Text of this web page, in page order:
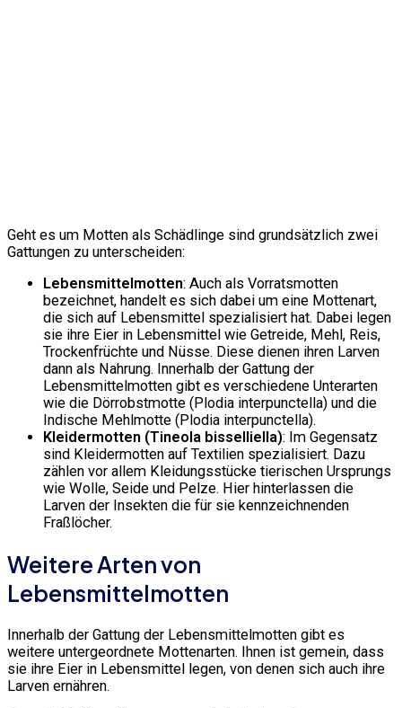
Geht es um Motten als Schädlinge sind grundsätzlich zwei
Gattungen zu unterscheiden:
Lebensmittelmotten: Auch als Vorratsmotten
bezeichnet, handelt es sich dabei um eine Mottenart,
die sich auf Lebensmittel spezialisiert hat. Dabei legen
sie ihre Eier in Lebensmittel wie Getreide, Mehl, Reis,
Trockenfrüchte und Nüsse. Diese dienen ihren Larven
dann als Nahrung. Innerhalb der Gattung der
Lebensmittelmotten gibt es verschiedene Unterarten
wie die Dörrobstmotte (Plodia interpunctella) und die
Indische Mehlmotte (Plodia interpunctella).
Kleidermotten (Tineola bisselliella): Im Gegensatz
sind Kleidermotten auf Textilien spezialisiert. Dazu
zählen vor allem Kleidungsstücke tierischen Ursprungs
wie Wolle, Seide und Pelze. Hier hinterlassen die
Larven der Insekten die für sie kennzeichnenden
Fraßlöcher.
Weitere Arten von
Lebensmittelmotten
Innerhalb der Gattung der Lebensmittelmotten gibt es
weitere untergeordnete Mottenarten. Ihnen ist gemein, dass
sie ihre Eier in Lebensmittel legen, von denen sich auch ihre
Larven ernähren.